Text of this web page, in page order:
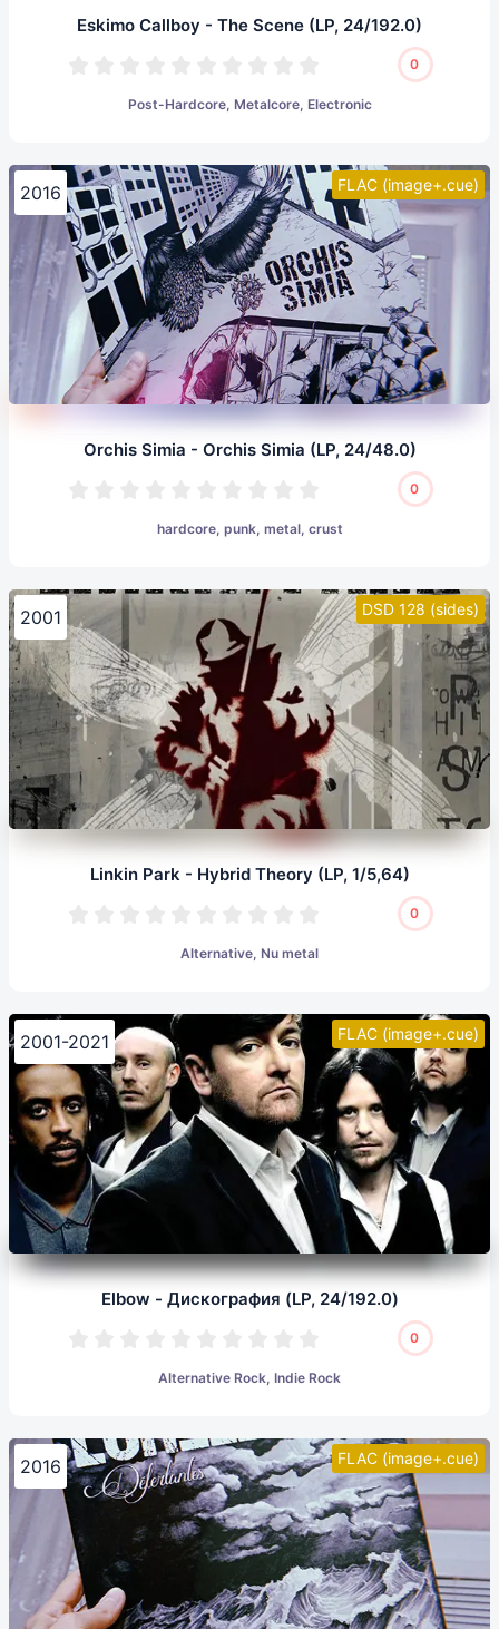
Eskimo Callboy - The Scene (LP, 24/192.0)
0
Post-Hardcore, Metalcore, Electronic
FLAC (image+.cue)
2016
Orchis Simia - Orchis Simia (LP, 24/48.0)
0
hardcore, punk, metal, crust
DSD 128 (sides)
2001
Linkin Park - Hybrid Theory (LP, 1/5,64)
0
Alternative, Nu metal
FLAC (image+.cue)
2001-2021
Elbow - Дискография (LP, 24/192.0)
0
Alternative Rock, Indie Rock
FLAC (image+.cue)
2016